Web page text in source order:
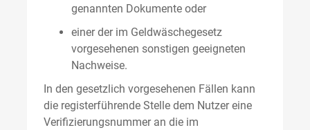
genannten Dokumente oder
einer der im Geldwäschegesetz
vorgesehenen sonstigen geeigneten
Nachweise.
In den gesetzlich vorgesehenen Fällen kann
die registerführende Stelle dem Nutzer eine
Verifizierungsnummer an die im